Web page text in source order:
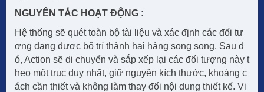
NGUYÊN TẮC HOẠT ĐỘNG :
Hệ thống sẽ quét toàn bộ tài liệu và xác định các đối tư
ợng đang được bố trí thành hai hàng song song. Sau đ
ó, Action sẽ di chuyển và sắp xếp lại các đối tượng này t
heo một trục duy nhất, giữ nguyên kích thước, khoảng c
ách cần thiết và không làm thay đổi nội dung thiết kế. Vi